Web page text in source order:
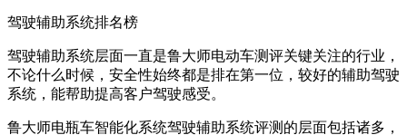
驾驶辅助系统排名榜
驾驶辅助系统层面一直是鲁大师电动车测评关键关注的行业，
不论什么时候，安全性始终都是排在第一位，较好的辅助驾驶
系统，能帮助提高客户驾驶感受。
鲁大师电瓶车智能化系统驾驶辅助系统评测的层面包括诸多，